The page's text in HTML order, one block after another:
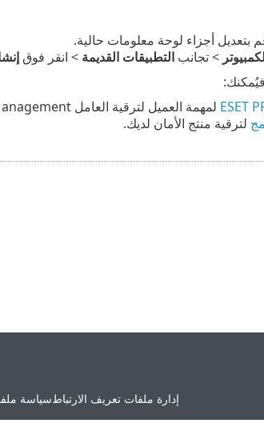
بتعديل أجزاء لوحة معلومات حالية.
> تجانب التطبيقات القديمة > انقر فوق
لمهمة العميل لترقية العامل ESET Management والخادم.
لترقية منتج الأمان لديك.
إدارة ملفات تعريف الارتباطسياسة